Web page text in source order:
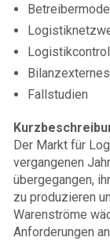
Fallstudien
Der Markt für
vergangenen
übergegangen,
zu produzieren
Warenströme
Anforderungen